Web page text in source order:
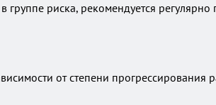
риска, рекомендуется
от степени